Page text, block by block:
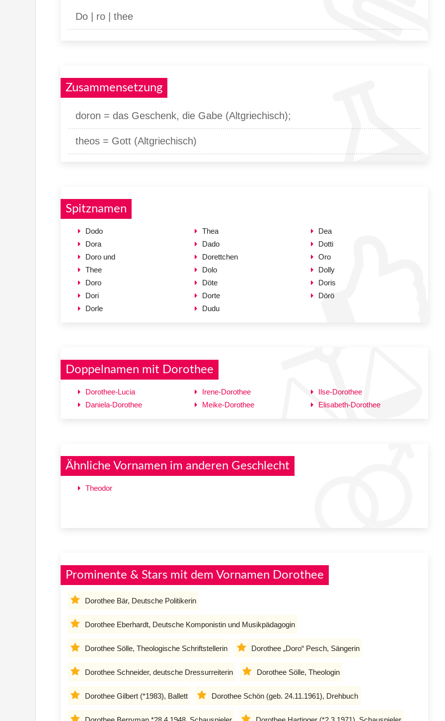
Do | ro | thee
Zusammensetzung
doron = das Geschenk, die Gabe (Altgriechisch);
theos = Gott (Altgriechisch)
Spitznamen
Dodo
Dora
Doro und
Thee
Doro
Dori
Dorle
Thea
Dado
Dorettchen
Dolo
Döte
Dorte
Dudu
Dea
Dotti
Oro
Dolly
Doris
Dörö
Doppelnamen mit Dorothee
Dorothee-Lucia
Daniela-Dorothee
Irene-Dorothee
Meike-Dorothee
Ilse-Dorothee
Elisabeth-Dorothee
Ähnliche Vornamen im anderen Geschlecht
Theodor
Prominente & Stars mit dem Vornamen Dorothee
Dorothee Bär, Deutsche Politikerin
Dorothee Eberhardt, Deutsche Komponistin und Musikpädagogin
Dorothee Sölle, Theologische Schriftstellerin Dorothee „Doro“ Pesch, Sängerin
Dorothee Schneider, deutsche Dressurreiterin Dorothee Sölle, Theologin
Dorothee Gilbert (*1983), Ballett Dorothee Schön (geb. 24.11.1961), Drehbuch